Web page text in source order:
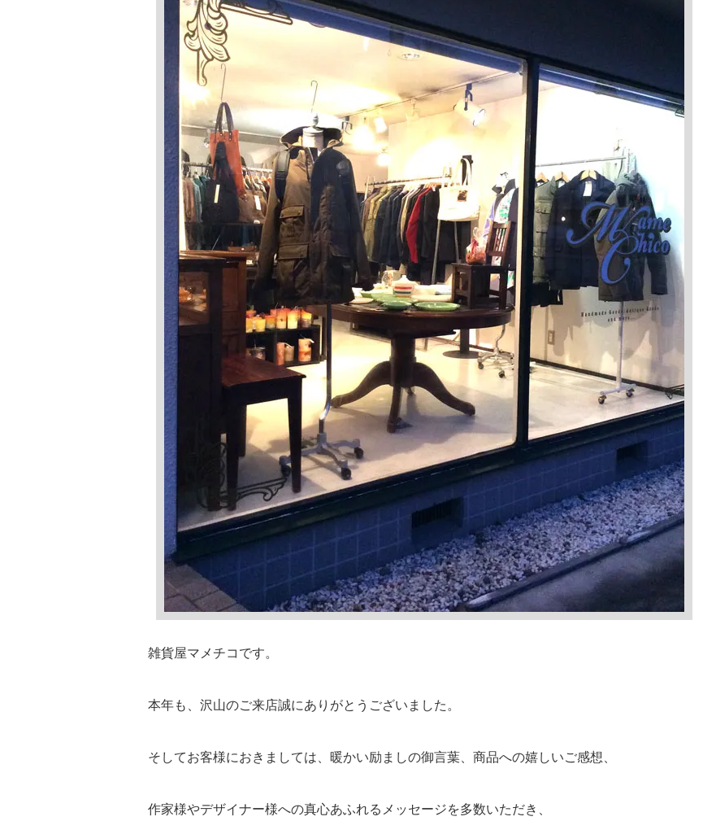
雑貨屋マメチコです。
本年も、沢山のご来店誠にありがとうございました。
そしてお客様におきましては、暖かい励ましの御言葉、商品への嬉しいご感想、
作家様やデザイナー様への真心あふれるメッセージを多数いただき、